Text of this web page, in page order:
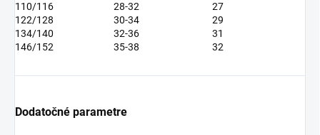
110/116
28-32
27
122/128
30-34
29
134/140
32-36
31
146/152
35-38 32
Dodatočné parametre